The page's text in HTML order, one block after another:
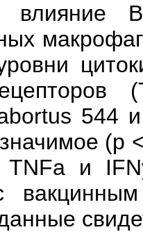
влияние
544
(р
TNFa и